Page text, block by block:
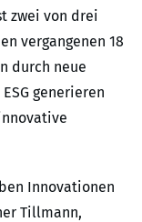
zwei von drei
vergangenen 18
durch neue
generieren
Innovationen
Tillmann,